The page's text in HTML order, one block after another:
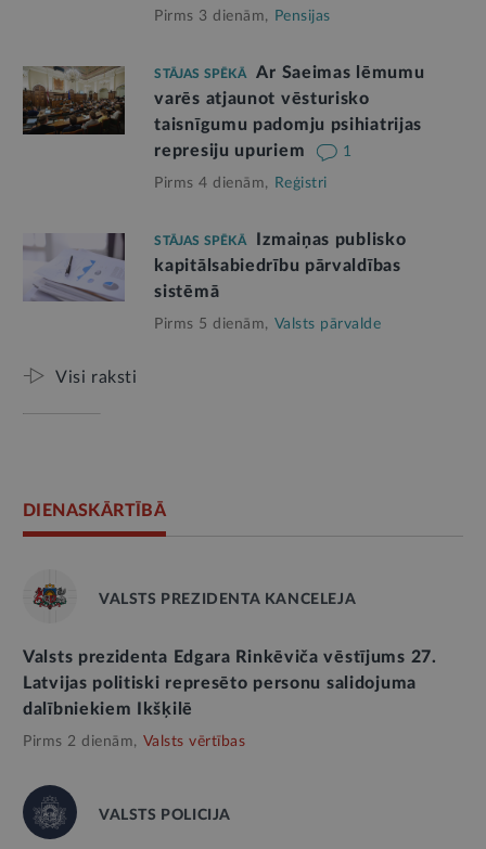
Pirms 3 dienām, Pensijas
STĀJAS SPĒKĀ
Ar Saeimas lēmumu
varēs atjaunot vēsturisko
taisnīgumu padomju psihiatrijas
represiju upuriem
1
Pirms 4 dienām, Reģistri
STĀJAS SPĒKĀ
Izmaiņas publisko
kapitālsabiedrību pārvaldības
sistēmā
Pirms 5 dienām, Valsts pārvalde
Visi raksti
DIENASKĀRTĪBĀ
VALSTS PREZIDENTA KANCELEJA
Valsts prezidenta Edgara Rinkēviča vēstījums 27.
Latvijas politiski represēto personu salidojuma
dalībniekiem Ikšķilē
Pirms 2 dienām, Valsts vērtības
VALSTS POLICIJA